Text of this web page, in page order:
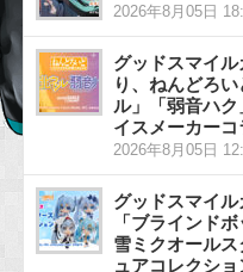
2026年8月05日
グッドスマイル
り、ねんどろ
ル」「弱音ハ
イスメーカーコ
2026年8月05日
グッドスマイル
「ブラインド
雪ミクオール
ュアコレクシ